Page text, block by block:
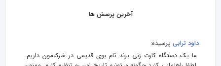
آخرین پرسش ها
داود ترابی پرسیده:
ما یک دستگاه کارت زنی برند تام بوی قدیمی در شرکتمون داریم.